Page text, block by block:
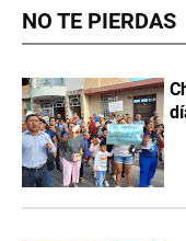
NO TE PIERDAS